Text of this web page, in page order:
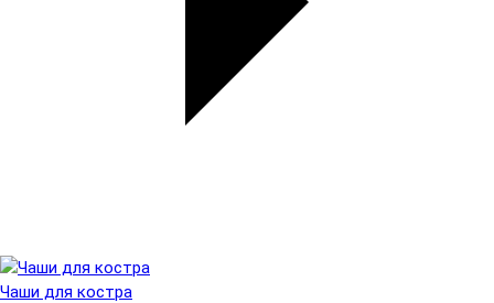
Чаши для костра